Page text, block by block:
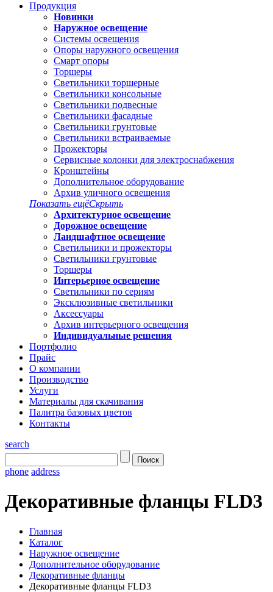
Продукция
Новинки
Наружное освещение
Системы освещения
Опоры наружного освещения
Смарт опоры
Торшеры
Светильники торшерные
Светильники консольные
Светильники подвесные
Светильники фасадные
Светильники грунтовые
Светильники встраиваемые
Прожекторы
Сервисные колонки для электроснабжения
Кронштейны
Дополнительное оборудование
Архив уличного освещения
Показать ещёСкрыть
Архитектурное освещение
Дорожное освещение
Ландшафтное освещение
Светильники и прожекторы
Светильники грунтовые
Торшеры
Интерьерное освещение
Светильники по сериям
Эксклюзивные светильники
Аксессуары
Архив интерьерного освещения
Индивидуальные решения
Портфолио
Прайс
О компании
Производство
Услуги
Материалы для скачивания
Палитра базовых цветов
Контакты
search
phone address
Декоративные фланцы FLD3
Главная
Каталог
Наружное освещение
Дополнительное оборудование
Декоративные фланцы
Декоративные фланцы FLD3